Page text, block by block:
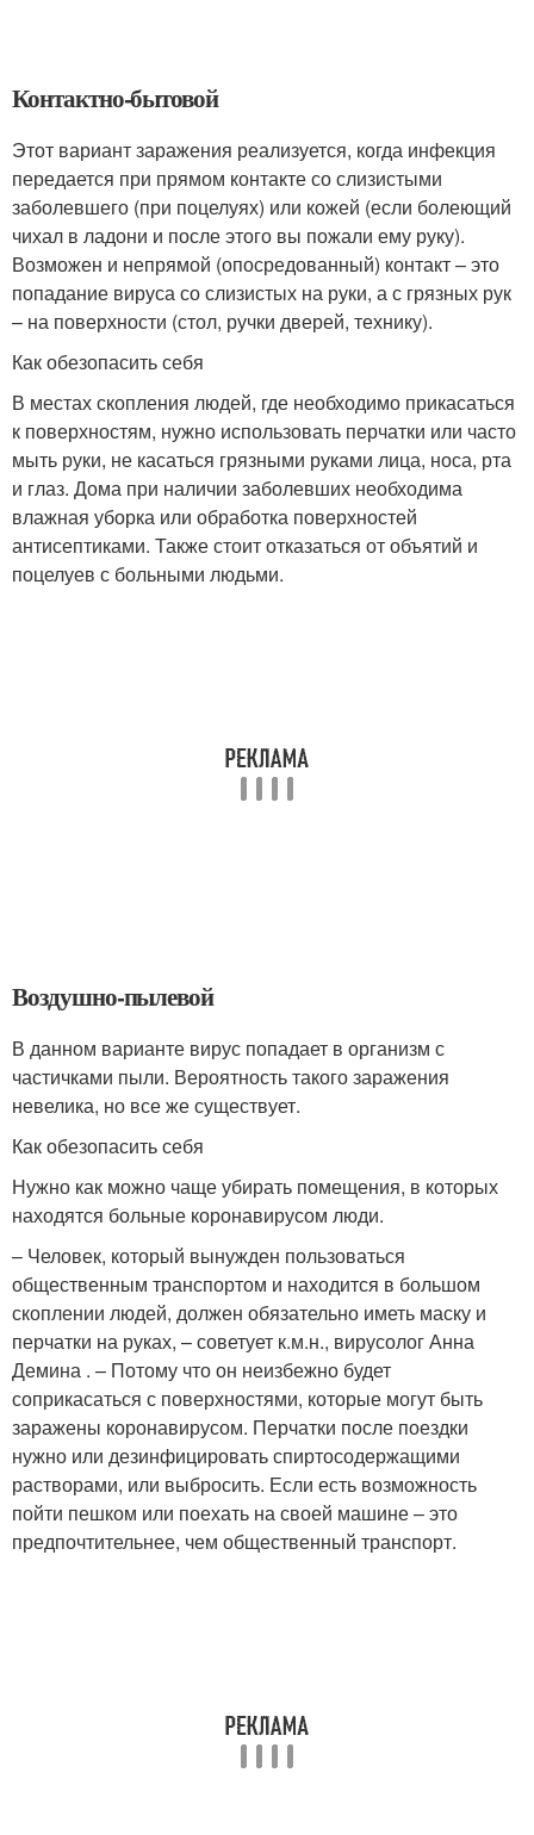
Контактно-бытовой
Этот вариант заражения реализуется, когда инфекция
передается при прямом контакте со слизистыми
заболевшего (при поцелуях) или кожей (если болеющий
чихал в ладони и после этого вы пожали ему руку).
Возможен и непрямой (опосредованный) контакт – это
попадание вируса со слизистых на руки, а с грязных рук
– на поверхности (стол, ручки дверей, технику).
Как обезопасить себя
В местах скопления людей, где необходимо прикасаться
к поверхностям, нужно использовать перчатки или часто
мыть руки, не касаться грязными руками лица, носа, рта
и глаз. Дома при наличии заболевших необходима
влажная уборка или обработка поверхностей
антисептиками. Также стоит отказаться от объятий и
поцелуев с больными людьми.
Воздушно-пылевой
В данном варианте вирус попадает в организм с
частичками пыли. Вероятность такого заражения
невелика, но все же существует.
Как обезопасить себя
Нужно как можно чаще убирать помещения, в которых
находятся больные коронавирусом люди.
– Человек, который вынужден пользоваться
общественным транспортом и находится в большом
скоплении людей, должен обязательно иметь маску и
перчатки на руках, – советует к.м.н., вирусолог Анна
Демина . – Потому что он неизбежно будет
соприкасаться с поверхностями, которые могут быть
заражены коронавирусом. Перчатки после поездки
нужно или дезинфицировать спиртосодержащими
растворами, или выбросить. Если есть возможность
пойти пешком или поехать на своей машине – это
предпочтительнее, чем общественный транспорт.